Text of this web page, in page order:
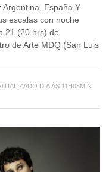
España Y
escalas con noche
21 (20 hrs) de
de Arte MDQ (San Luis
DIA ÀS 11H03MIN